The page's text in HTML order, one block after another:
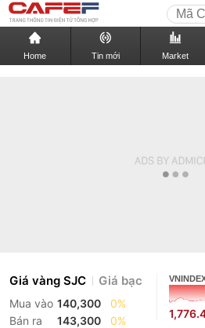
Home Tin mới Market
Giá vàng SJC Giá bạc
Mua vào 140,300
0%
Bán ra
143,300 0%